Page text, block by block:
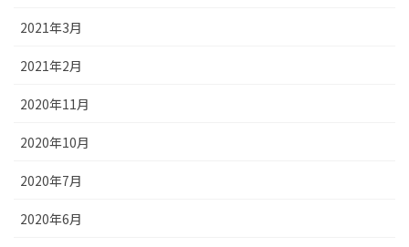
2021年3月
2021年2月
2020年11月
2020年10月
2020年7月
2020年6月